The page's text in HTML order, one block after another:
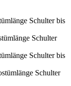
Schulter bis
Schulter
Schulter bis
Schulter